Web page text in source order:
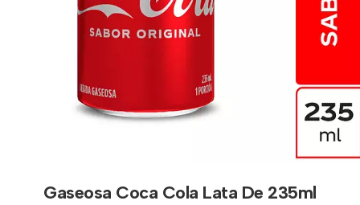
Gaseosa Coca Cola Lata De 235ml